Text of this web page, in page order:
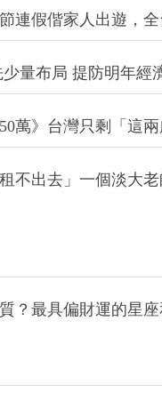
萬》台灣只剩「這
不出去」一個淡大
？最具偏財運的星座
過年紅包，別變成「
真相是：少子化、